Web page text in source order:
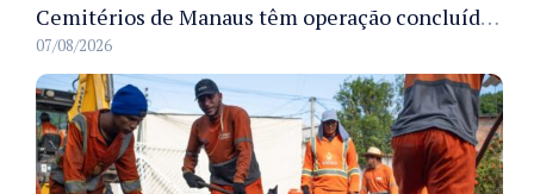
Cemitérios de Manaus têm operação concluída e estrutura pronta para receber famílias no Dia dos Pais
07/08/2026